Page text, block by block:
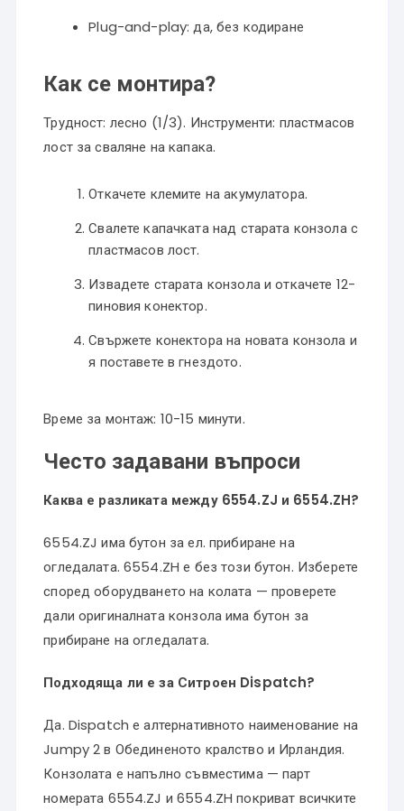
Plug-and-play: да, без кодиране
Как се монтира?
Трудност: лесно (1/3). Инструменти: пластмасов
лост за сваляне на капака.
Откачете клемите на акумулатора.
Свалете капачката над старата конзола с
пластмасов лост.
Извадете старата конзола и откачете 12-
пиновия конектор.
Свържете конектора на новата конзола и
я поставете в гнездото.
Време за монтаж: 10-15 минути.
Често задавани въпроси
Каква е разликата между 6554.ZJ и 6554.ZH?
6554.ZJ има бутон за ел. прибиране на
огледалата. 6554.ZH е без този бутон. Изберете
според оборудването на колата — проверете
дали оригиналната конзола има бутон за
прибиране на огледалата.
Подходяща ли е за Ситроен Dispatch?
Да. Dispatch е алтернативното наименование на
Jumpy 2 в Обединеното кралство и Ирландия.
Конзолата е напълно съвместима — парт
номерата 6554.ZJ и 6554.ZH покриват всичките